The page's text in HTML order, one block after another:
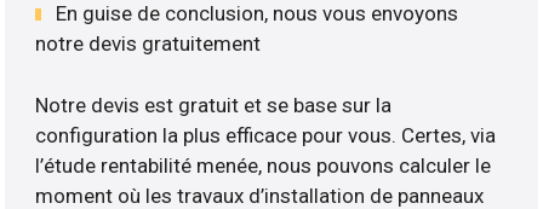
En guise de conclusion, nous vous envoyons
notre devis gratuitement
Notre devis est gratuit et se base sur la
configuration la plus efficace pour vous. Certes, via
l’étude rentabilité menée, nous pouvons calculer le
moment où les travaux d’installation de panneaux